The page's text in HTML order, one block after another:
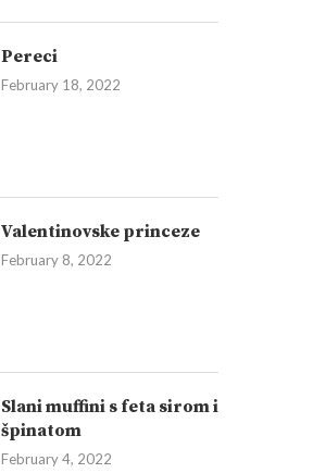
Pereci
February 18, 2022
Valentinovske princeze
February 8, 2022
Slani muffini s feta sirom i
špinatom
February 4, 2022